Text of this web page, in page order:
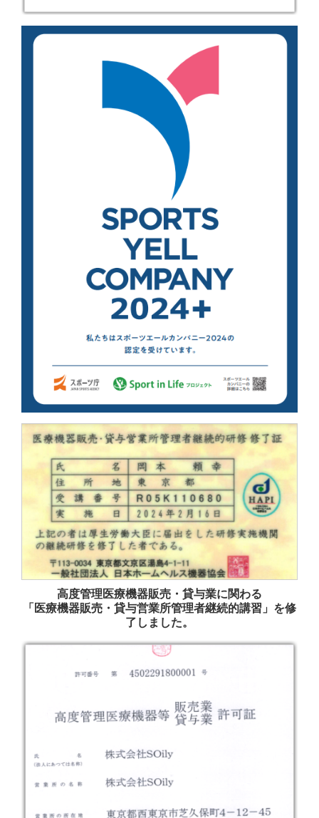
高度管理医療機器販売・貸与業に関わる
「医療機器販売・貸与営業所管理者継続的講習」を修
了しました。